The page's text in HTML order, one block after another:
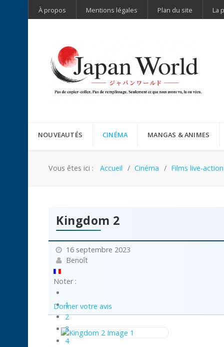
À propos Mentions légales Plan du site La
NOUVEAUTÉS CINÉMA MANGAS & ANIMES
Vous êtes ici : Accueil Cinéma Films live-action
Kingdom 2
16 septembre 2023
Benoît
Noter :
1
2
3
4
Donner votre avis